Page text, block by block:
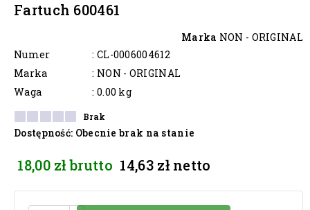
Fartuch 600461
Marka NON - ORIGINAL
Numer
: CL-0006004612
Marka
: NON - ORIGINAL
Waga
: 0.00 kg
Brak
Dostępność: Obecnie brak na stanie
18,00 zł brutto 14,63 zł netto